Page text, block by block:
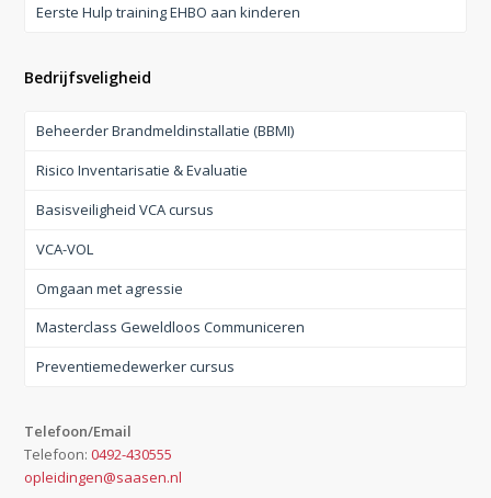
Eerste Hulp training EHBO aan kinderen
Bedrijfsveligheid
Beheerder Brandmeldinstallatie (BBMI)
Risico Inventarisatie & Evaluatie
Basisveiligheid VCA cursus
VCA-VOL
Omgaan met agressie
Masterclass Geweldloos Communiceren
Preventiemedewerker cursus
Telefoon/Email
Telefoon:0492-430555
opleidingen@saasen.nl